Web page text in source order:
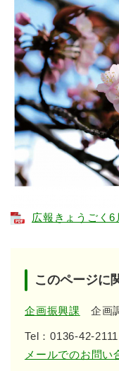
広報きょうごく
このページに
企画振興課 企画
Tel：0136-42-2111
メールでのお問い